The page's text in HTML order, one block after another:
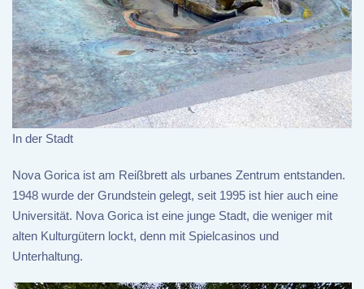
In der Stadt
Nova Gorica ist am Reißbrett als urbanes Zentrum entstanden.
1948 wurde der Grundstein gelegt, seit 1995 ist hier auch eine
Universität. Nova Gorica ist eine junge Stadt, die weniger mit
alten Kulturgütern lockt, denn mit Spielcasinos und
Unterhaltung.